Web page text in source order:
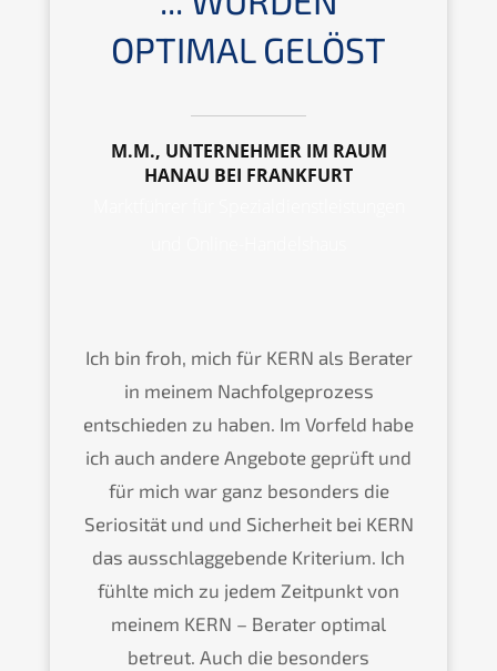
OPTIMAL GELÖST
M.M., UNTERNEHMER IM RAUM
HANAU BEI FRANKFURT
Ich bin froh, mich für KERN als Berater
in meinem Nachfolgeprozess
entschieden zu haben. Im Vorfeld habe
ich auch andere Angebote geprüft und
für mich war ganz besonders die
Seriosität und und Sicherheit bei KERN
das ausschlaggebende Kriterium. Ich
fühlte mich zu jedem Zeitpunkt von
meinem KERN – Berater optimal
betreut. Auch die besonders